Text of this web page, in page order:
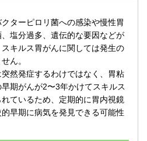
ターピロリ菌への感染や慢性胃
塩分過多、遺伝的な要因などが
キルス胃がんに関しては発生の
ん。
然発症するわけではなく、胃粘
期がんが2〜3年かけてスキルス
ているため、定期的に胃内視鏡
早期に病気を発見できる可能性